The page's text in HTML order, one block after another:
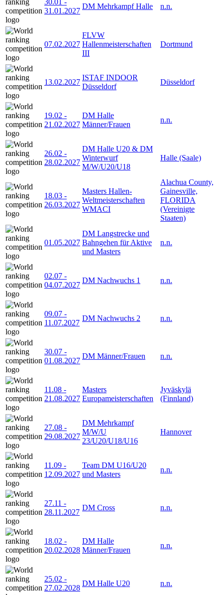
30.01 -
31.01.2027
DM Mehrkampf Halle n.n.
07.02.2027
FLVW
Hallenmeisterschaften
III
Dortmund
13.02.2027
ISTAF INDOOR
Düsseldorf
Düsseldorf
19.02 -
21.02.2027
DM Halle
Männer/Frauen
n.n.
26.02 -
28.02.2027
DM Halle U20 & DM
Winterwurf
M/W/U20/U18
Halle (Saale)
18.03 -
26.03.2027
Masters Hallen-
Weltmeisterschaften
WMACI
Alachua County,
Gainesville,
FLORIDA
(Vereinigte
Staaten)
01.05.2027
DM Langstrecke und
Bahngehen für Aktive
und Masters
n.n.
02.07 -
04.07.2027
DM Nachwuchs 1 n.n.
09.07 -
11.07.2027
DM Nachwuchs 2 n.n.
30.07 -
01.08.2027
DM Männer/Frauen n.n.
11.08 -
21.08.2027
Masters
Europameisterschaften
Jyväskylä
(Finnland)
27.08 -
29.08.2027
DM Mehrkampf
M/W/U
23/U20/U18/U16
Hannover
11.09 -
12.09.2027
Team DM U16/U20
und Masters
n.n.
27.11 -
28.11.2027
DM Cross n.n.
18.02 -
20.02.2028
DM Halle
Männer/Frauen
n.n.
25.02 -
27.02.2028
DM Halle U20 n.n.